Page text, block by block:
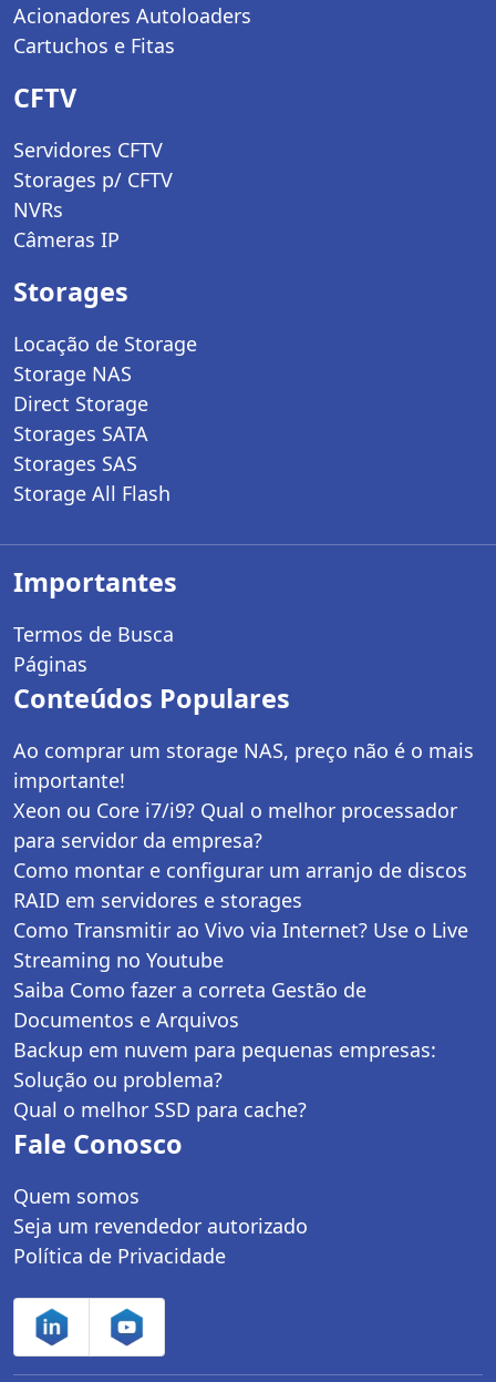
Acionadores Autoloaders
Cartuchos e Fitas
CFTV
Servidores CFTV
Storages p/ CFTV
NVRs
Câmeras IP
Storages
Locação de Storage
Storage NAS
Direct Storage
Storages SATA
Storages SAS
Storage All Flash
Importantes
Termos de Busca
Páginas
Conteúdos Populares
Ao comprar um storage NAS, preço não é o mais
importante!
Xeon ou Core i7/i9? Qual o melhor processador
para servidor da empresa?
Como montar e configurar um arranjo de discos
RAID em servidores e storages
Como Transmitir ao Vivo via Internet? Use o Live
Streaming no Youtube
Saiba Como fazer a correta Gestão de
Documentos e Arquivos
Backup em nuvem para pequenas empresas:
Solução ou problema?
Qual o melhor SSD para cache?
Fale Conosco
Quem somos
Seja um revendedor autorizado
Política de Privacidade